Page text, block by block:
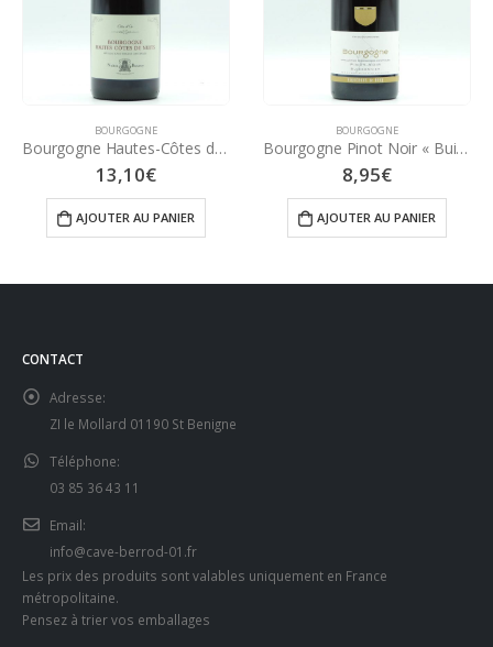
BOURGOGNE
Bourgogne Hautes-Côtes de Nuits 75 cl – 2023 – Nuiton Beaunoy
13,10€
AJOUTER AU PANIER
BOURGOGNE
Bourgogne Pinot Noir « Buissonnier » 75 cl – 2023 – Vignerons de Buxy
8,95€
AJOUTER AU PANIER
CONTACT
Adresse:
ZI le Mollard 01190 St Benigne
Téléphone:
03 85 36 43 11
Email:
info@cave-berrod-01.fr
Les prix des produits sont valables uniquement en France
métropolitaine.
Pensez à trier vos emballages